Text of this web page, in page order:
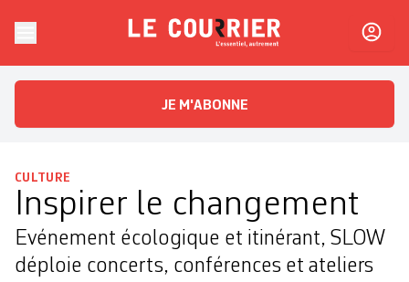
Le CourrierL'essentiel, autrement
JE M'ABONNE
CULTURE
Inspirer le changement
Evénement écologique et itinérant, SLOW
déploie concerts, conférences et ateliers